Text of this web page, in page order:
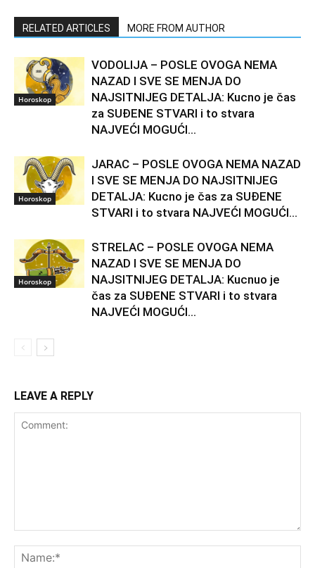
RELATED ARTICLES MORE FROM AUTHOR
Horoskop
VODOLIJA – POSLE OVOGA NEMA
NAZAD I SVE SE MENJA DO
NAJSITNIJEG DETALJA: Kucno je čas
za SUĐENE STVARI i to stvara
NAJVEĆI MOGUĆI...
Horoskop
JARAC – POSLE OVOGA NEMA NAZAD
I SVE SE MENJA DO NAJSITNIJEG
DETALJA: Kucno je čas za SUĐENE
STVARI i to stvara NAJVEĆI MOGUĆI...
Horoskop
STRELAC – POSLE OVOGA NEMA
NAZAD I SVE SE MENJA DO
NAJSITNIJEG DETALJA: Kucnuo je
čas za SUĐENE STVARI i to stvara
NAJVEĆI MOGUĆI...
LEAVE A REPLY